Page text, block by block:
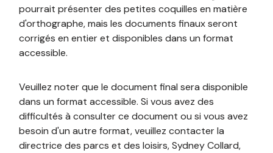
pourrait présenter des petites coquilles en matière
d'orthographe, mais les documents finaux seront
corrigés en entier et disponibles dans un format
accessible.
Veuillez noter que le document final sera disponible
dans un format accessible. Si vous avez des
difficultés à consulter ce document ou si vous avez
besoin d'un autre format, veuillez contacter la
directrice des parcs et des loisirs, Sydney Collard,